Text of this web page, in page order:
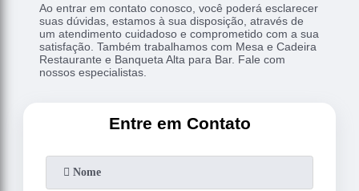
Ao entrar em contato conosco, você poderá esclarecer
suas dúvidas, estamos à sua disposição, através de
um atendimento cuidadoso e comprometido com a sua
satisfação. Também trabalhamos com Mesa e Cadeira
Restaurante e Banqueta Alta para Bar. Fale com
nossos especialistas.
Entre em Contato